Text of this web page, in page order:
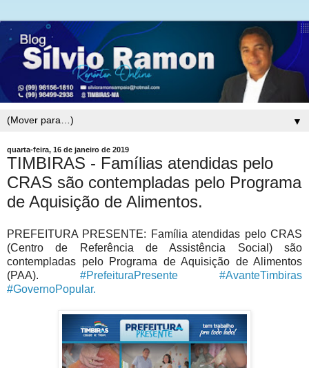
▼
quarta-feira, 16 de janeiro de 2019
TIMBIRAS - Famílias atendidas pelo
CRAS são contempladas pelo Programa
de Aquisição de Alimentos.
PREFEITURA PRESENTE: Família atendidas pelo CRAS
(Centro de Referência de Assistência Social) são
contempladas pelo Programa de Aquisição de Alimentos
(PAA). #PrefeituraPresente #AvanteTimbiras
#GovernoPopular.